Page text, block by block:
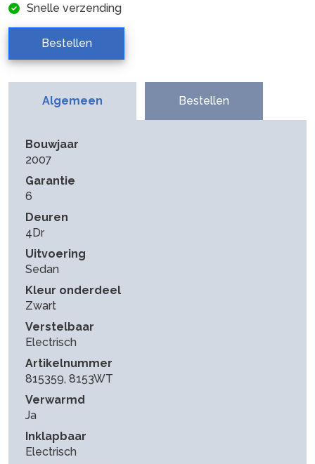
Snelle verzending
Bestellen
Algemeen Bestellen
Bouwjaar
2007
Garantie
6
Deuren
4Dr
Uitvoering
Sedan
Kleur onderdeel
Zwart
Verstelbaar
Electrisch
Artikelnummer
815359, 8153WT
Verwarmd
Ja
Inklapbaar
Electrisch